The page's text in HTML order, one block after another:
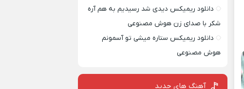
دانلود ریمیکس دیدی شد رسیدیم به هم آره
شکر با صدای زن هوش مصنوعی
دانلود ریمیکس ستاره میشی تو آسمونم
هوش مصنوعی
آهنگ های جدید